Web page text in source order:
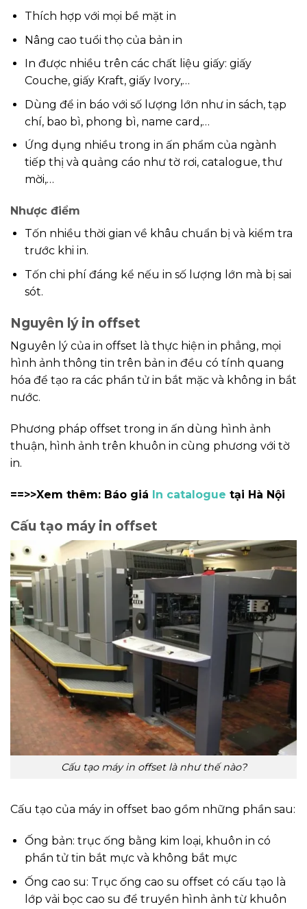
Thích hợp với mọi bề mặt in
Nâng cao tuổi thọ của bản in
In được nhiều trên các chất liệu giấy: giấy
Couche, giấy Kraft, giấy Ivory,…
Dùng để in báo với số lượng lớn như in sách, tạp
chí, bao bì, phong bì, name card,…
Ứng dụng nhiều trong in ấn phẩm của ngành
tiếp thị và quảng cáo như tờ rơi, catalogue, thư
mời,…
Nhược điểm
Tốn nhiều thời gian về khâu chuẩn bị và kiểm tra
trước khi in.
Tốn chi phí đáng kể nếu in số lượng lớn mà bị sai
sót.
Nguyên lý in offset
Nguyên lý của in offset là thực hiện in phẳng, mọi
hình ảnh thông tin trên bản in đều có tính quang
hóa để tạo ra các phần tử in bắt mặc và không in bắt
nước.
Phương pháp offset trong in ấn dùng hình ảnh
thuận, hình ảnh trên khuôn in cùng phương với tờ
in.
==>>Xem thêm: Báo giá In catalogue tại Hà Nội
Cấu tạo máy in offset
Cấu tạo máy in offset là như thế nào?
Cấu tạo của máy in offset bao gồm những phần sau:
Ống bản: trục ống bằng kim loại, khuôn in có
phần tử tin bắt mực và không bắt mực
Ống cao su: Trục ống cao su offset có cấu tạo là
lớp vải bọc cao su để truyền hình ảnh từ khuôn